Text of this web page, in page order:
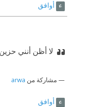
أوافق
لا أظن أنني
مشاركة من arwa
أوافق